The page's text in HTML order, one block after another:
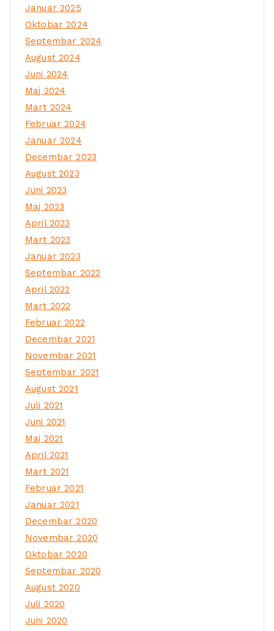
Januar 2025
Oktobar 2024
Septembar 2024
August 2024
Juni 2024
Maj 2024
Mart 2024
Februar 2024
Januar 2024
Decembar 2023
August 2023
Juni 2023
Maj 2023
April 2023
Mart 2023
Januar 2023
Septembar 2022
April 2022
Mart 2022
Februar 2022
Decembar 2021
Novembar 2021
Septembar 2021
August 2021
Juli 2021
Juni 2021
Maj 2021
April 2021
Mart 2021
Februar 2021
Januar 2021
Decembar 2020
Novembar 2020
Oktobar 2020
Septembar 2020
August 2020
Juli 2020
Juni 2020